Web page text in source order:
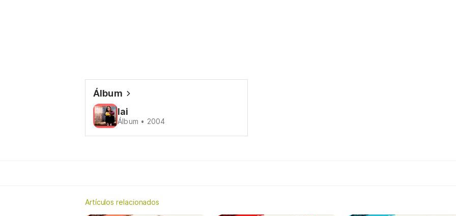
Álbum
Iai
Álbum • 2004
Artículos relacionados